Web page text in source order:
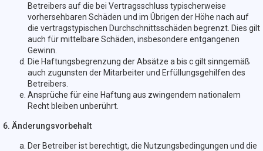
Betreibers auf die bei Vertragsschluss typischerweise
vorhersehbaren Schäden und im Übrigen der Höhe nach auf
die vertragstypischen Durchschnittsschäden begrenzt. Dies gilt
auch für mittelbare Schäden, insbesondere entgangenen
Gewinn.
Die Haftungsbegrenzung der Absätze a bis c gilt sinngemäß
auch zugunsten der Mitarbeiter und Erfüllungsgehilfen des
Betreibers.
Ansprüche für eine Haftung aus zwingendem nationalem
Recht bleiben unberührt.
6. Änderungsvorbehalt
Der Betreiber ist berechtigt, die Nutzungsbedingungen und die